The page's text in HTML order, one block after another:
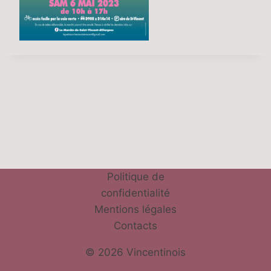
Politique de
confidentialité
Mentions légales
Contacts
© 2026 Vincentinois